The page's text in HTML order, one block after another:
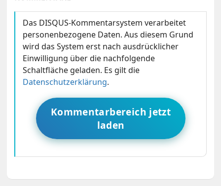
Das DISQUS-Kommentarsystem verarbeitet
personenbezogene Daten. Aus diesem Grund
wird das System erst nach ausdrücklicher
Einwilligung über die nachfolgende
Schaltfläche geladen. Es gilt die
Datenschutzerklärung.
Kommentarbereich jetzt
laden